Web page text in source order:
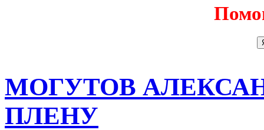
МОГУТОВ
ПЛЕНУ